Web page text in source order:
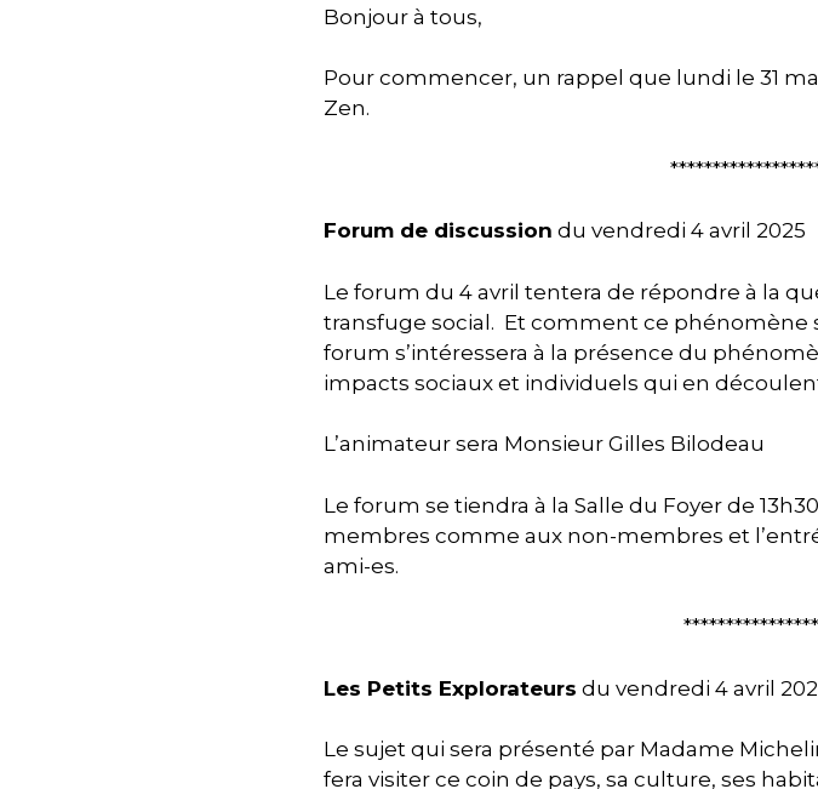
Bonjour à tous,
Pour commencer, un rappel que lundi le 31
Zen.
Forum de discussion du vendredi 4 avril 2025
Le forum du 4 avril tentera de répondre à la
transfuge social. Et comment ce phénomène
forum s’intéressera à la présence du
impacts sociaux et individuels qui en
L’animateur sera Monsieur Gilles Bilodeau
Le forum se tiendra à la Salle du Foyer de
membres comme aux non-membres et
ami-es.
Les Petits Explorateurs du vendredi 4 avril
Le sujet qui sera présenté par Madame
fera visiter ce coin de pays, sa culture, ses